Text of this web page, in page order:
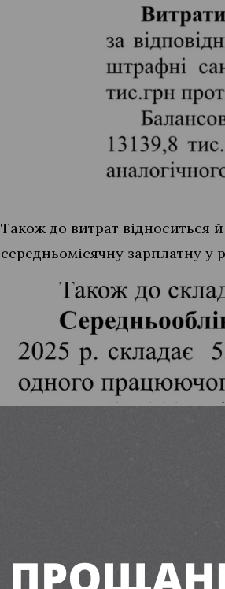
Також до витрат відноситься
середньомісячну зарплатну у
На початок 2026 року
тисяч гривень, з яких 20
послуги. Для порівняння, на
гривень, з яких